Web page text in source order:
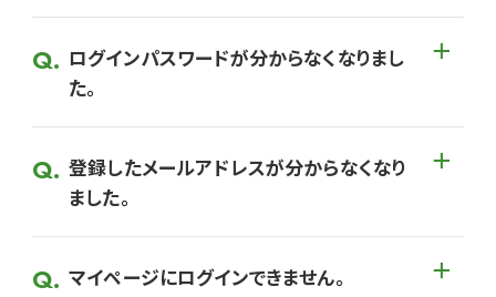
ログインパスワードが分からなくなりまし
た。
登録したメールアドレスが分からなくなり
ました。
マイページにログインできません。